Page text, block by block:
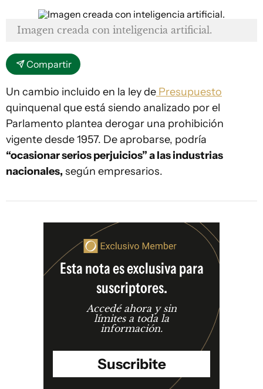
Imagen creada con inteligencia artificial.
Compartir
Un cambio incluido en la ley de Presupuesto
quinquenal que está siendo analizado por el
Parlamento plantea derogar una prohibición
vigente desde 1957. De aprobarse, podría
“ocasionar serios perjuicios” a las industrias
nacionales, según empresarios.
Esta nota es exclusiva para
suscriptores.
Accedé ahora y sin
límites a toda la
información.
Suscribite